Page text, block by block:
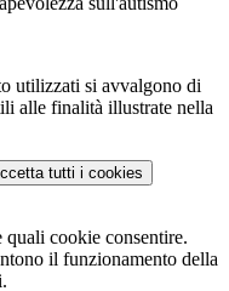
utilizzati si avvalgono di
alle finalità illustrate nella
tutti i cookies
quali cookie consentire.
il funzionamento della